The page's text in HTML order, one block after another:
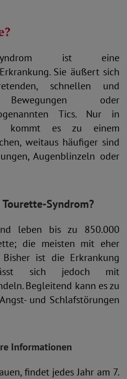
Syndrom ist eine
Sie äußert sich
schnellen und
Bewegungen oder
Tics. Nur in
kommt es zu einem
weitaus häufiger sind
Augenblinzeln oder
Tourette-Syndrom?
leben bis zu 850.000
die meisten mit eher
Bisher ist die Erkrankung
sich jedoch mit
Begleitend kann es zu
und Schlafstörungen
Informationen
findet jedes Jahr am 7.